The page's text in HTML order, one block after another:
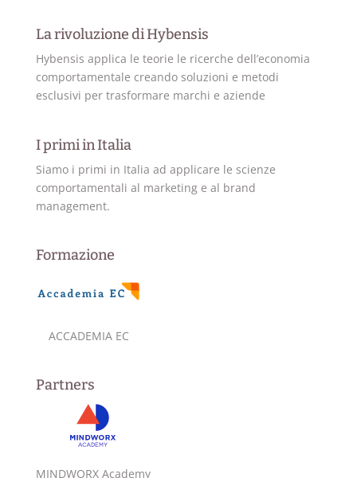
La rivoluzione di Hybensis
Hybensis applica le teorie le ricerche dell’economia
comportamentale creando soluzioni e metodi
esclusivi per trasformare marchi e aziende
I primi in Italia
Siamo i primi in Italia ad applicare le scienze
comportamentali al marketing e al brand
management.
Formazione
ACCADEMIA EC
Partners
MINDWORX Academy